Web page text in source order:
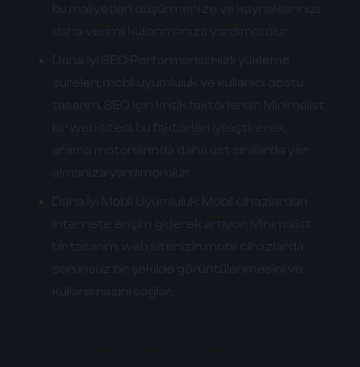
bu maliyetleri düşürmenize ve kaynaklarınızı
daha verimli kullanmanıza yardımcı olur.
Daha İyi SEO Performansı: Hızlı yükleme
süreleri, mobil uyumluluk ve kullanıcı dostu
tasarım, SEO için kritik faktörlerdir. Minimalist
bir web sitesi, bu faktörleri iyileştirerek,
arama motorlarında daha üst sıralarda yer
almanıza yardımcı olur.
Daha İyi Mobil Uyumluluk: Mobil cihazlardan
internete erişim giderek artıyor. Minimalist
bir tasarım, web sitenizin mobil cihazlarda
sorunsuz bir şekilde görüntülenmesini ve
kullanılmasını sağlar.